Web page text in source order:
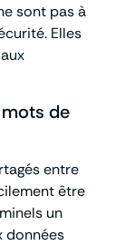
sont pas à
Elles
de
entre
être
un
données